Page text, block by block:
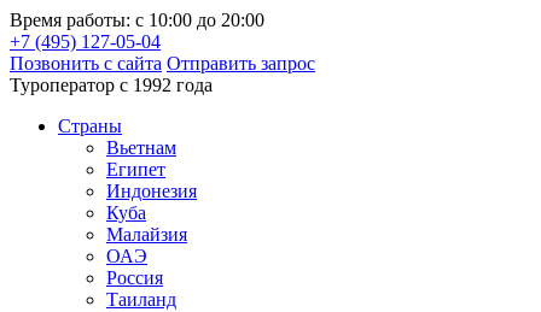
Время работы: с 10:00 до 20:00
+7 (495) 127-05-04
Позвонить с сайта Отправить запрос
Туроператор с 1992 года
Cтраны
Вьетнам
Египет
Индонезия
Куба
Малайзия
ОАЭ
Россия
Таиланд